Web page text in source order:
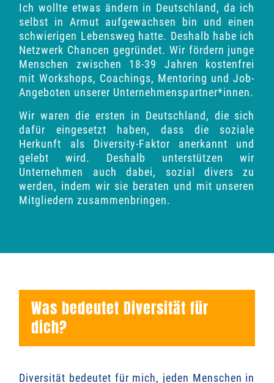
Ich wollte etwas ändern in Deutschland, da ich
selbst in Armut aufgewachsen bin und einen
schwierigen Lebensweg hatte. Deshalb habe ich
Netzwerk Chancen gegründet. Wir fördern junge
Menschen zwischen 18-39 Jahren kostenfrei
mit Workshops, Coachings, Mentoring und Job-
Angeboten unserer Unternehmenspartner*innen.
Wir waren die ersten in Deutschland, die sich
dafür eingesetzt haben, dass die soziale
Herkunft als Diversity-Faktor anerkannt und
gelebt wird. Deshalb unterstützen wir
Unternehmen auch dabei, sozial divers zu
werden, indem wir sie beraten und mit unseren
Mitgliedern zusammenbringen.
Was bedeutet Diversität für
dich?
Diversität bedeutet für mich, jeden Menschen in